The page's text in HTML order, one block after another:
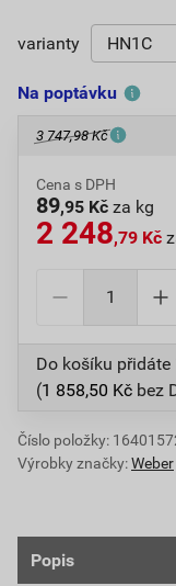
varianty
Na poptávku
3 747,98 Kč
Cena s DPH
89,95 Kč za kg
2 248,79 Kč
Do košíku přidáte
(1 858,50 Kč bez
Číslo položky:
Výrobky značky:Weber
Popis